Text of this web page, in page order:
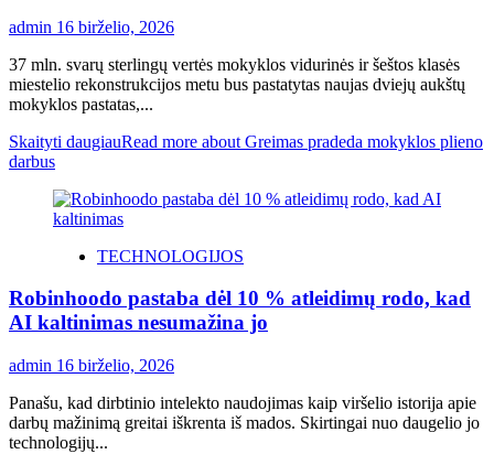
admin 16 birželio, 2026
37 mln. svarų sterlingų vertės mokyklos vidurinės ir šeštos klasės
miestelio rekonstrukcijos metu bus pastatytas naujas dviejų aukštų
mokyklos pastatas,...
Skaityti daugiauRead more about Greimas pradeda mokyklos plieno
darbus
TECHNOLOGIJOS
Robinhoodo pastaba dėl 10 % atleidimų rodo, kad
AI kaltinimas nesumažina jo
admin 16 birželio, 2026
Panašu, kad dirbtinio intelekto naudojimas kaip viršelio istorija apie
darbų mažinimą greitai iškrenta iš mados. Skirtingai nuo daugelio jo
technologijų...